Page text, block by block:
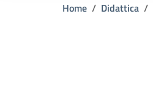
Home Didattica